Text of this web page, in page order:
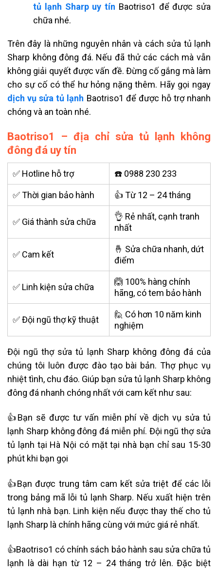
tủ lạnh Sharp uy tín Baotriso1 để được sửa
chữa nhé.
Trên đây là những nguyên nhân và cách sửa tủ lạnh
Sharp không đông đá. Nếu đã thử các cách mà vẫn
không giải quyết được vấn đề. Đừng cố gắng mà làm
cho sự cố có thể hư hỏng nặng thêm. Hãy gọi ngay
dịch vụ sửa tủ lạnh Baotriso1 để được hỗ trợ nhanh
chóng và an toàn nhé.
Baotriso1 – địa chỉ sửa tủ lạnh không
đông đá uy tín
✅ Hotline hỗ trợ ☎️ 0988 230 233
✅ Thời gian bảo hành 👍 Từ 12 – 24 tháng
✅ Giá thành sửa chữa
👌 Rẻ nhất, cạnh tranh
nhất
✅ Cam kết
🤞 Sửa chữa nhanh, dứt
điểm
✅ Linh kiện sửa chữa
🙆 100% hàng chính
hãng, có tem bảo hành
✅ Đội ngũ thợ kỹ thuật
🙋 Có hơn 10 năm kinh
nghiệm
Đội ngũ thợ sửa tủ lạnh Sharp không đông đá của
chúng tôi luôn được đào tạo bài bản. Thợ phục vụ
nhiệt tình, chu đáo. Giúp bạn sửa tủ lạnh Sharp không
đông đá nhanh chóng nhất với cam kết như sau:
👍Bạn sẽ được tư vấn miễn phí về dịch vụ sửa tủ
lạnh Sharp không đông đá miễn phí. Đội ngũ thợ sửa
tủ lạnh tại Hà Nội có mặt tại nhà bạn chỉ sau 15-30
phút khi bạn gọi
👍Bạn được trung tâm cam kết sửa triệt để các lỗi
trong bảng mã lỗi tủ lạnh Sharp. Nếu xuất hiện trên
tủ lạnh nhà bạn. Linh kiện nếu được thay thế cho tủ
lạnh Sharp là chính hãng cùng với mức giá rẻ nhất.
👍Baotriso1 có chính sách bảo hành sau sửa chữa tủ
lạnh là dài hạn từ 12 – 24 tháng trở lên. Đặc biệt